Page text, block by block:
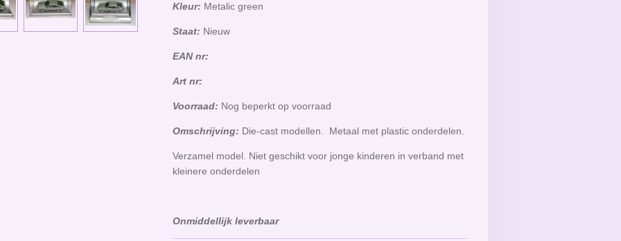
Kleur: Metalic green
Staat: Nieuw
EAN nr:
Art nr:
Voorraad: Nog beperkt op voorraad
Omschrijving: Die-cast modellen. Metaal met plastic onderdelen.
Verzamel model. Niet geschikt voor jonge kinderen in verband met
kleinere onderdelen
Onmiddellijk leverbaar